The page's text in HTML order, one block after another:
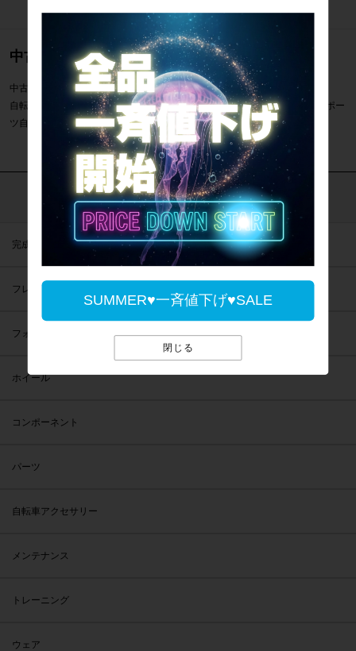
SUMMER♥一斉値下げ♥SALE
閉じる
中古のロードバイク通販のご案内
中古のロードバイク 電動アシスト自転車26インチ一覧のご案内です。
自転車専門店サイクルパラダイスでは電動アシスト自転車26インチなどスポー
ツ自転車を通販・販売・買取しています。
カテゴリで探す
完成車
フレーム
フォーク
ホイール
コンポーネント
パーツ
自転車アクセサリー
メンテナンス
トレーニング
ウェア